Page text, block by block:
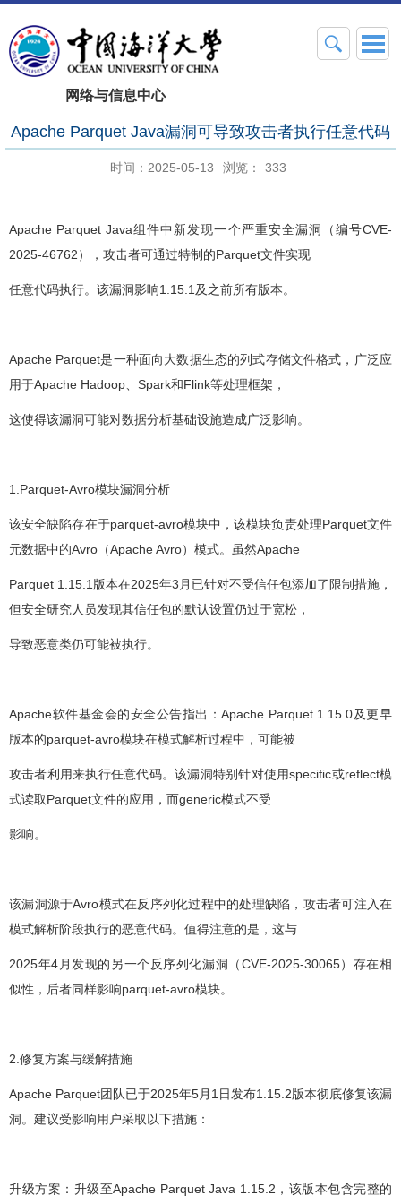
网络与信息中心
Apache Parquet Java漏洞可导致攻击者执行任意代码
时间：2025-05-13 浏览： 333
Apache Parquet Java组件中新发现一个严重安全漏洞（编号CVE-
2025-46762），攻击者可通过特制的Parquet文件实现
任意代码执行。该漏洞影响1.15.1及之前所有版本。
Apache Parquet是一种面向大数据生态的列式存储文件格式，广泛应
用于Apache Hadoop、Spark和Flink等处理框架，
这使得该漏洞可能对数据分析基础设施造成广泛影响。
1.Parquet-Avro模块漏洞分析
该安全缺陷存在于parquet-avro模块中，该模块负责处理Parquet文件
元数据中的Avro（Apache Avro）模式。虽然Apache
Parquet 1.15.1版本在2025年3月已针对不受信任包添加了限制措施，
但安全研究人员发现其信任包的默认设置仍过于宽松，
导致恶意类仍可能被执行。
Apache软件基金会的安全公告指出：Apache Parquet 1.15.0及更早
版本的parquet-avro模块在模式解析过程中，可能被
攻击者利用来执行任意代码。该漏洞特别针对使用specific或reflect模
式读取Parquet文件的应用，而generic模式不受
影响。
该漏洞源于Avro模式在反序列化过程中的处理缺陷，攻击者可注入在
模式解析阶段执行的恶意代码。值得注意的是，这与
2025年4月发现的另一个反序列化漏洞（CVE-2025-30065）存在相
似性，后者同样影响parquet-avro模块。
2.修复方案与缓解措施
Apache Parquet团队已于2025年5月1日发布1.15.2版本彻底修复该漏
洞。建议受影响用户采取以下措施：
升级方案：升级至Apache Parquet Java 1.15.2，该版本包含完整的